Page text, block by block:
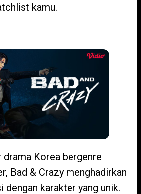
kamu.
drama Korea bergenre
Bad & Crazy menghadirkan
dengan karakter yang unik.